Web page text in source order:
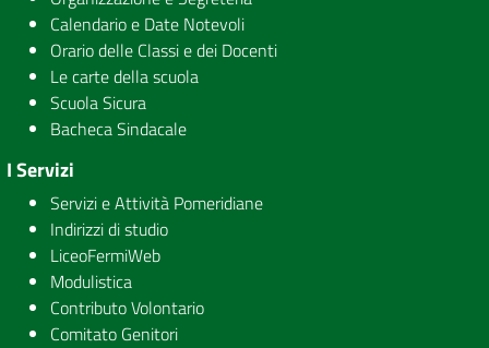
Calendario e Date Notevoli
Orario delle Classi e dei Docenti
Le carte della scuola
Scuola Sicura
Bacheca Sindacale
I Servizi
Servizi e Attività Pomeridiane
Indirizzi di studio
LiceoFermiWeb
Modulistica
Contributo Volontario
Comitato Genitori